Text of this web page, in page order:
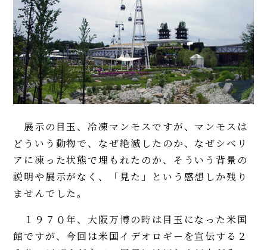
展示の目玉、冷凍マンモスですが、マンモスは
どういう動物で、なぜ絶滅したのか、なぜシベリ
アに凍った状態で埋もれたのか、そういう背景の
説明や展示がなく、「見た」という感想しか残り
ませんでした。
１９７０年、大阪万博の時は目玉になった米国
館ですが、今回は米国イデオロギーを宣伝する２